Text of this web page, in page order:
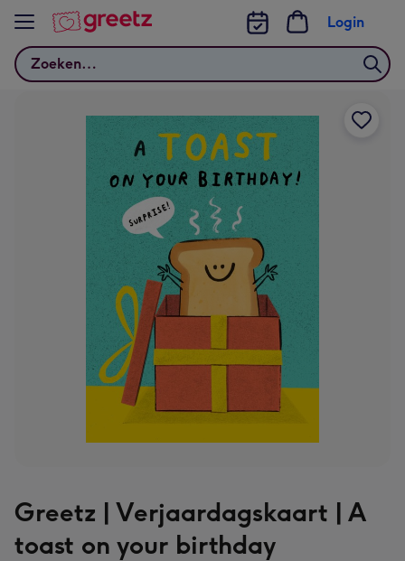
Bekijk meer
Zoeken
Login
Greetz | Verjaardagskaart | A
toast on your birthday